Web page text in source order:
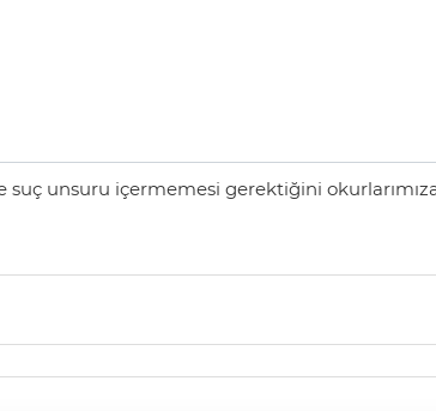
unsuru içermemesi gerektiğini okurlarımıza